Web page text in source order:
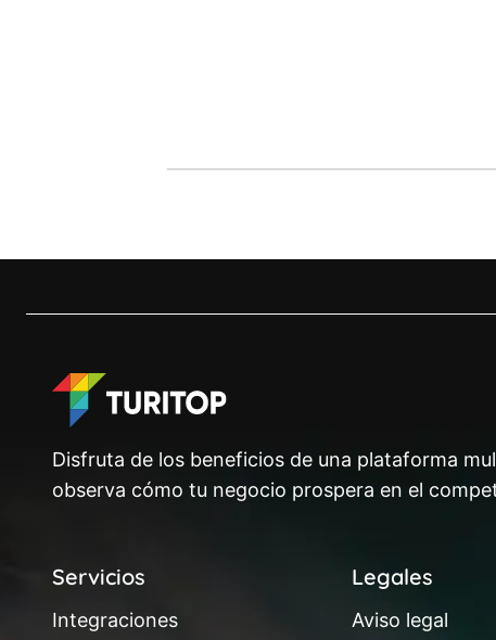
Disfruta de los beneficios de una plataforma
observa cómo tu negocio prospera en el
Servicios
Integraciones
Legales
Aviso legal